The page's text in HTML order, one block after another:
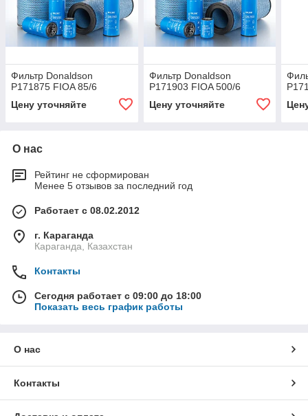
Фильтр Donaldson
P171875 FIOA 85/6
Цену уточняйте
Фильтр Donaldson
P171903 FIOA 500/6
Цену уточняйте
О нас
Рейтинг не сформирован
Менее 5 отзывов за последний год
Работает с 08.02.2012
г. Караганда
Караганда, Казахстан
Контакты
Сегодня работает с 09:00 до 18:00
Показать весь график работы
О нас
Контакты